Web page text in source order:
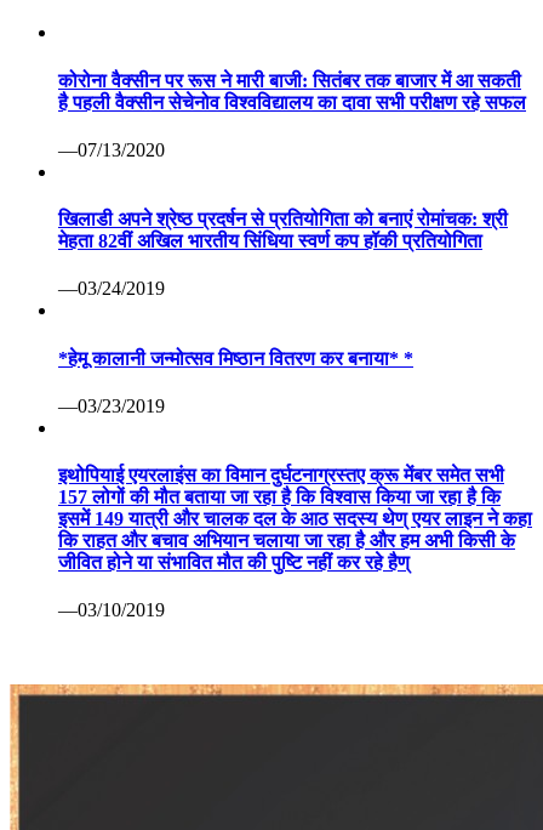
कोरोना वैक्सीन पर रूस ने मारी बाजी: सितंबर तक बाजार में आ सकती
है पहली वैक्सीन सेचेनोव विश्वविद्यालय का दावा सभी परीक्षण रहे सफल
—07/13/2020
खिलाडी अपने श्रेष्ठ प्रदर्षन से प्रतियोगिता को बनाएं रोमांचक: श्री
मेहता 82वीं अखिल भारतीय सिंधिया स्वर्ण कप हॉकी प्रतियोगिता
—03/24/2019
*हेमू कालानी जन्मोत्सव मिष्ठान वितरण कर बनाया* *
—03/23/2019
इथोपियाई एयरलाइंस का विमान दुर्घटनाग्रस्तए क्रू मेंबर समेत सभी
157 लोगों की मौत बताया जा रहा है कि विश्वास किया जा रहा है कि
इसमें 149 यात्री और चालक दल के आठ सदस्य थेण् एयर लाइन ने कहा
कि राहत और बचाव अभियान चलाया जा रहा है और हम अभी किसी के
जीवित होने या संभावित मौत की पुष्टि नहीं कर रहे हैण्
—03/10/2019